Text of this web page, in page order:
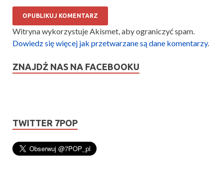
Witryna wykorzystuje Akismet, aby ograniczyć spam.
Dowiedz się więcej jak przetwarzane są dane komentarzy.
ZNAJDŹ NAS NA FACEBOOKU
TWITTER 7POP